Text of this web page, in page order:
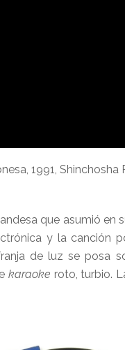
1991, Shinchosha
que asumió
y la canción
de luz se posa
karaoke roto, turbio.